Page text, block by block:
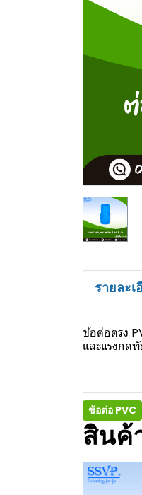
รายละ
ข้อต่อตรง
และแรงกด
ข้อต่อ PVC
สินค้